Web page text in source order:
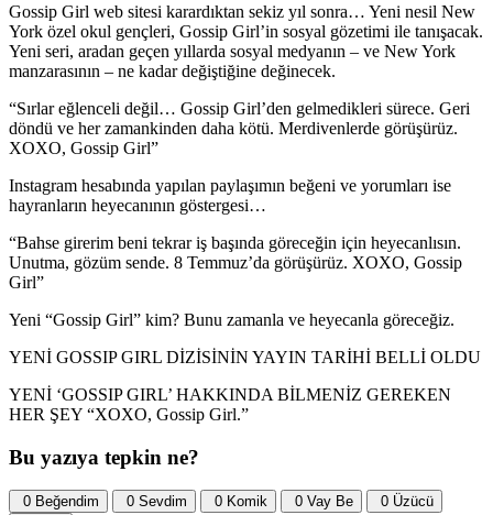
Gossip Girl web sitesi karardıktan sekiz yıl sonra… Yeni nesil New
York özel okul gençleri, Gossip Girl’in sosyal gözetimi ile tanışacak.
Yeni seri, aradan geçen yıllarda sosyal medyanın – ve New York
manzarasının – ne kadar değiştiğine değinecek.
“Sırlar eğlenceli değil… Gossip Girl’den gelmedikleri sürece. Geri
döndü ve her zamankinden daha kötü. Merdivenlerde görüşürüz.
XOXO, Gossip Girl”
Instagram hesabında yapılan paylaşımın beğeni ve yorumları ise
hayranların heyecanının göstergesi…
“Bahse girerim beni tekrar iş başında göreceğin için heyecanlısın.
Unutma, gözüm sende. 8 Temmuz’da görüşürüz. XOXO, Gossip
Girl”
Yeni “Gossip Girl” kim? Bunu zamanla ve heyecanla göreceğiz.
YENİ GOSSIP GIRL DİZİSİNİN YAYIN TARİHİ BELLİ OLDU
YENİ ‘GOSSIP GIRL’ HAKKINDA BİLMENİZ GEREKEN
HER ŞEY “XOXO, Gossip Girl.”
Bu yazıya tepkin ne?
0 Beğendim 0 Sevdim 0 Komik 0 Vay Be 0 Üzücü